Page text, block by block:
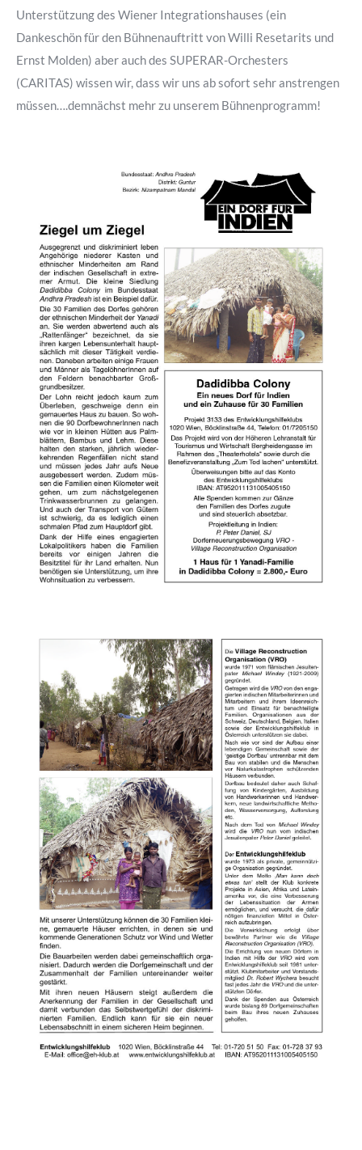
Unterstützung des Wiener Integrationshauses (ein
Dankeschön für den Bühnenauftritt von Willi Resetarits und
Ernst Molden) aber auch des SUPERAR-Orchesters
(CARITAS) wissen wir, dass wir uns ab sofort sehr anstrengen
müssen….demnächst mehr zu unserem Bühnenprogramm!